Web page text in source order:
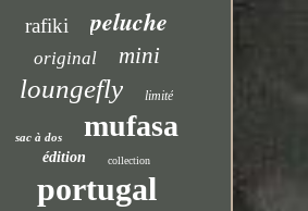
rafiki peluche
original mini
loungefly limité
sac à dos mufasa
édition collection
portugal